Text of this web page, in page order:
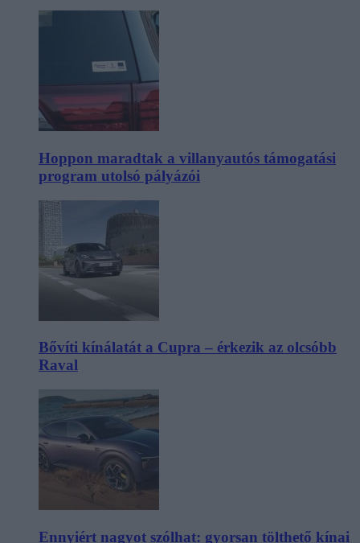
Hoppon maradtak a villanyautós támogatási
program utolsó pályázói
Bővíti kínálatát a Cupra – érkezik az olcsóbb
Raval
Ennyiért nagyot szólhat: gyorsan tölthető kínai